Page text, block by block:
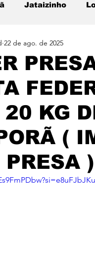
Jataizinho
Destaque
20 KG
(
PRESA )
22 de ago. de 2025